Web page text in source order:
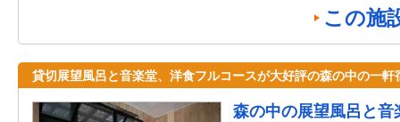
この施
貸切展望風呂と音楽堂、洋食フルコースが大好評の森の中の一軒
森の中の展望風呂と